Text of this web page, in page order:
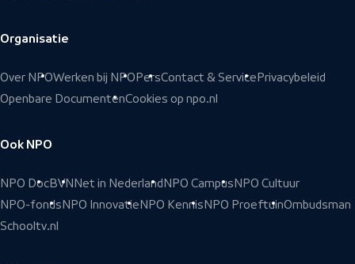
Organisatie
Over NPOWerken bij NPO PersContact & Service Privacybeleid
Openbare DocumentenCookies op npo.nl
Ook NPO
NPO DocBVN Net in Nederland NPO Campus NPO Cultuur
NPO-fonds NPO Innovatie NPO Kennis NPO ProeftuinOmbudsman
Schooltv.nl